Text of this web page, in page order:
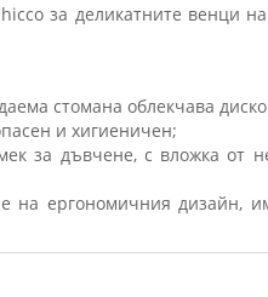
за деликатните венци
стомана облекчава
и хигиеничен;
за дъвчене, с вложка
ергономичния дизайн,